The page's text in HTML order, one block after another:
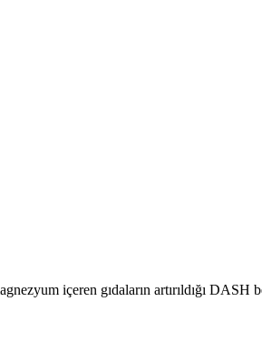
içeren gıdaların artırıldığı